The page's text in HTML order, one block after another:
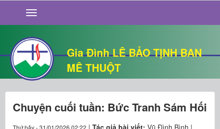
Gia Đình LÊ BẢO TỊNH BAN
MÊ THUỘT
GIỚI THIỆU
TIN TỨC
SỐNG ĐẠO
CHUYỆN NHÀ
QUÁN VĂN
THƯ GIÃN
Chuyện cuối tuần: Bức Tranh Sám Hối
Thứ bảy - 31/01/2026 02:22 | Tác giả bài viết: Vũ Đình Bình |